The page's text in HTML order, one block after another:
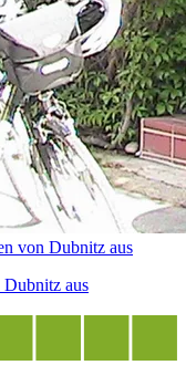
von Dubnitz aus
aus